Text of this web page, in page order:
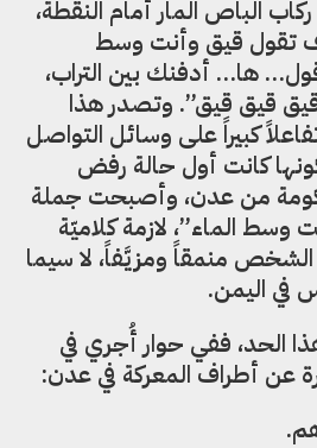
الباص المار أمام النقطة،
تقول قيق وأنت وسط
ها… أدفنك بين التراب،
قيق قيق”. وتصدر هذا
كبيراً على وسائل التواصل
كانت أول حالة رفض
من عدن، وأصبحت جملة
الماء”، لازمة كلاميّة
منمقاً ومزيَّفاً، لا سيما
في اليمن.
الحد، ففي حوار أُجري في
عن أطراف المعركة في عدن: